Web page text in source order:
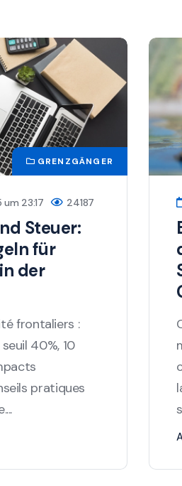
GRENZGÄNGER
23:17 24187
Steuer:
für
der
frontaliers :
40%, 10
pratiques